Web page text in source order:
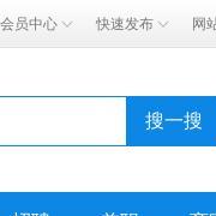
会员中心 快速发布 网
搜一搜